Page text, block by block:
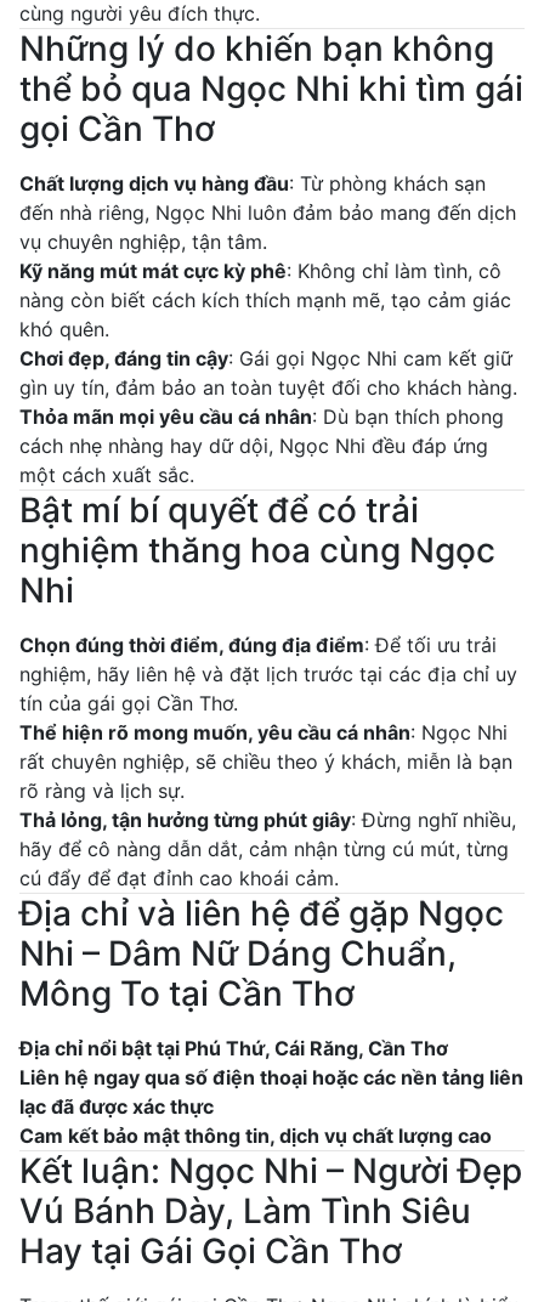
cùng người yêu đích thực.
Những lý do khiến bạn không
thể bỏ qua Ngọc Nhi khi tìm gái
gọi Cần Thơ
Chất lượng dịch vụ hàng đầu: Từ phòng khách sạn
đến nhà riêng, Ngọc Nhi luôn đảm bảo mang đến dịch
vụ chuyên nghiệp, tận tâm.
Kỹ năng mút mát cực kỳ phê: Không chỉ làm tình, cô
nàng còn biết cách kích thích mạnh mẽ, tạo cảm giác
khó quên.
Chơi đẹp, đáng tin cậy: Gái gọi Ngọc Nhi cam kết giữ
gìn uy tín, đảm bảo an toàn tuyệt đối cho khách hàng.
Thỏa mãn mọi yêu cầu cá nhân: Dù bạn thích phong
cách nhẹ nhàng hay dữ dội, Ngọc Nhi đều đáp ứng
một cách xuất sắc.
Bật mí bí quyết để có trải
nghiệm thăng hoa cùng Ngọc
Nhi
Chọn đúng thời điểm, đúng địa điểm: Để tối ưu trải
nghiệm, hãy liên hệ và đặt lịch trước tại các địa chỉ uy
tín của gái gọi Cần Thơ.
Thể hiện rõ mong muốn, yêu cầu cá nhân: Ngọc Nhi
rất chuyên nghiệp, sẽ chiều theo ý khách, miễn là bạn
rõ ràng và lịch sự.
Thả lỏng, tận hưởng từng phút giây: Đừng nghĩ nhiều,
hãy để cô nàng dẫn dắt, cảm nhận từng cú mút, từng
cú đẩy để đạt đỉnh cao khoái cảm.
Địa chỉ và liên hệ để gặp Ngọc
Nhi – Dâm Nữ Dáng Chuẩn,
Mông To tại Cần Thơ
Địa chỉ nổi bật tại Phú Thứ, Cái Răng, Cần Thơ
Liên hệ ngay qua số điện thoại hoặc các nền tảng liên
lạc đã được xác thực
Cam kết bảo mật thông tin, dịch vụ chất lượng cao
Kết luận: Ngọc Nhi – Người Đẹp
Vú Bánh Dày, Làm Tình Siêu
Hay tại Gái Gọi Cần Thơ